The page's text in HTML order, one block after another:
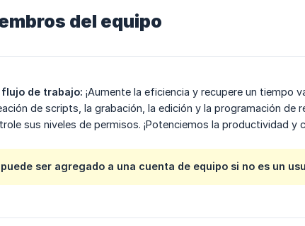
del equipo
de trabajo: ¡Aumente la eficiencia y recupere un tiempo
de scripts, la grabación, la edición y la programación de
sus niveles de permisos. ¡Potenciemos la productividad y
ser agregado a una cuenta de equipo si no es un